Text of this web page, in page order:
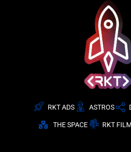
RKT ADS ASTROS
THE SPACE RKT